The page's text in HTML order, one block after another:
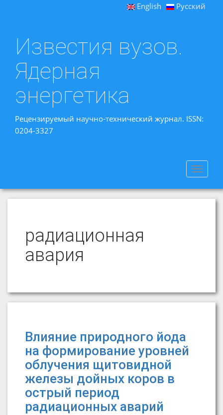
English Русский
Известия вузов.
Ядерная
энергетика
Рецензируемый научно-технический журнал. ISSN:
0204-3327
Toggle
радиационная
авария
Влияние природного йода
на формирование уровней
облучения щитовидной
железы дойных коров в
острый период
радиационных аварий